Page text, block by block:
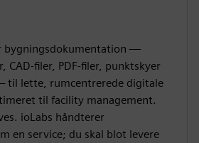
bygningsdokumentation —
CAD-filer, PDF-filer, punktskyer
til lette, rumcentrerede digitale
til facility management.
ioLabs håndterer
en service; du skal blot levere